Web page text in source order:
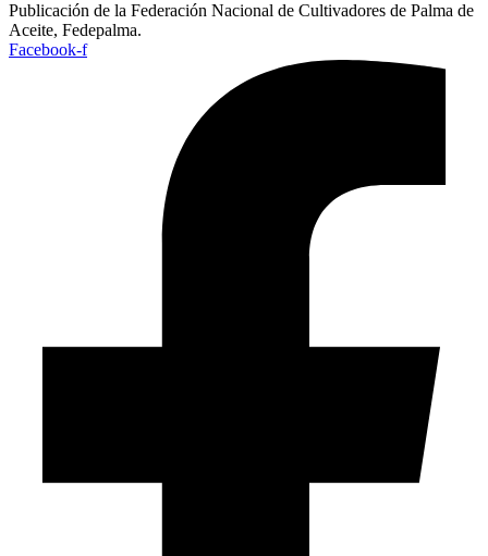
Publicación de la Federación Nacional de Cultivadores de Palma de
Aceite, Fedepalma.
Facebook-f